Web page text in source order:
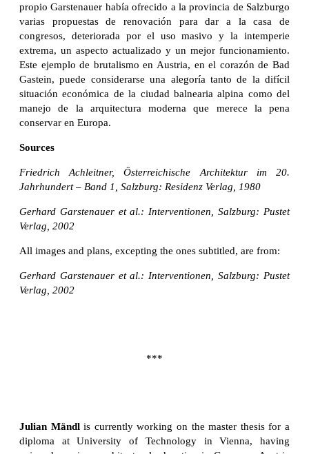
propio Garstenauer había ofrecido a la provincia de Salzburgo
varias propuestas de renovación para dar a la casa de
congresos, deteriorada por el uso masivo y la intemperie
extrema, un aspecto actualizado y un mejor funcionamiento.
Este ejemplo de brutalismo en Austria, en el corazón de Bad
Gastein, puede considerarse una alegoría tanto de la difícil
situación económica de la ciudad balnearia alpina como del
manejo de la arquitectura moderna que merece la pena
conservar en Europa.
Sources
Friedrich Achleitner, Österreichische Architektur im 20.
Jahrhundert – Band 1, Salzburg: Residenz Verlag, 1980
Gerhard Garstenauer et al.: Interventionen, Salzburg: Pustet
Verlag, 2002
All images and plans, excepting the ones subtitled, are from:
Gerhard Garstenauer et al.: Interventionen, Salzburg: Pustet
Verlag, 2002
***
Julian Mändlis currently working on the master thesis for a
diploma at University of Technology in Vienna, having